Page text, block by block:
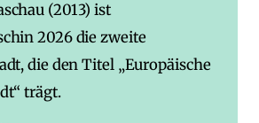
(2013) ist
2026 die zweite
die den Titel „Europäische
trägt.